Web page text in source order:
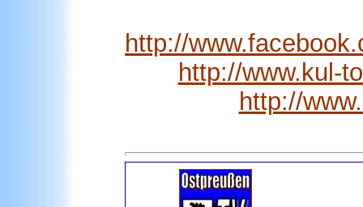
http://
http://www.kul-
http://